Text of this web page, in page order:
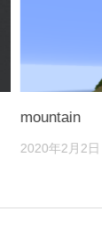
mountain
2020年2月2日